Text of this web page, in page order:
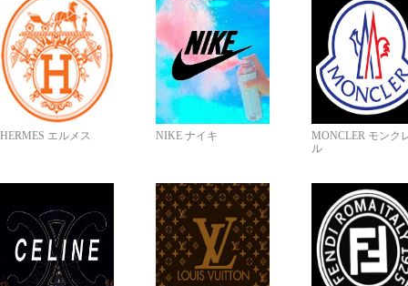
HERMES エルメス NIKE ナイキ
MONCLER モンク
ル